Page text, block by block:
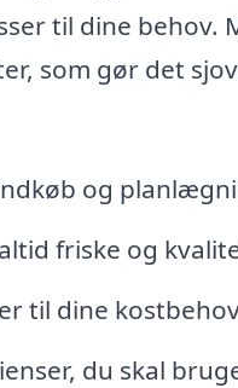
til dine behov.
som gør det
og
friske og
til dine
du skal